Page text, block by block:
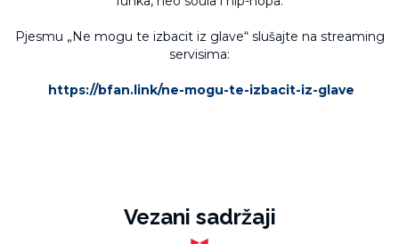
Pjesmu „Ne mogu te izbacit iz glave“ slušajte na streaming
servisima:
https://bfan.link/ne-mogu-te-izbacit-iz-glave
Vezani sadržaji